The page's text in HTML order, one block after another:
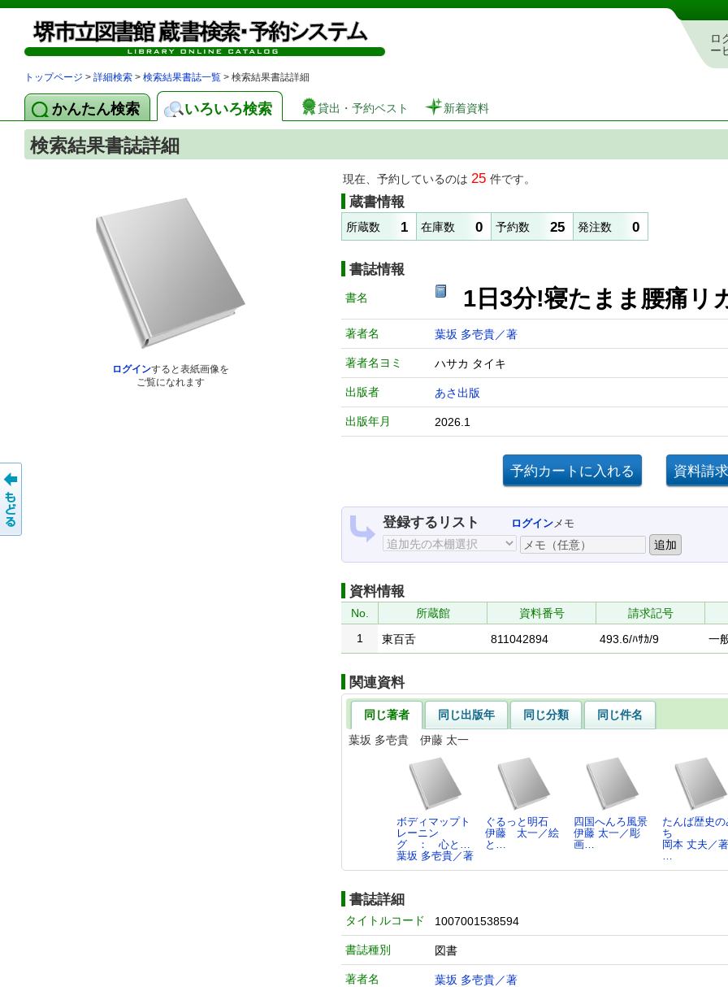
図書館 蔵書検索・予約システム
ロ
ー
トップページ > 詳細検索 > 検索結果書誌一覧 > 検索結果書誌詳細
かんたん検索 いろいろ検索 貸出・予約ベスト 新着資料
検索結果書誌詳細
ログインすると表紙画像を
ご覧になれます
現在、予約しているのは 25 件です。
蔵書情報
所蔵数 1 在庫数 0 予約数 25 発注数 0
書誌情報
書名 1日3分!寝たまま腰
著者名 葉坂 多壱貴／著
著者名ヨミ ハサカ タイキ
出版者 あさ出版
出版年月 2026.1
登録するリスト ログインメモ
資料情報
No. 所蔵館 資料番号 請求記号
1
東百舌 811042894 493.6/ﾊｻｶ/9 一
関連資料
同じ著者 同じ出版年 同じ分類
同じ件名
葉坂 多壱貴 伊藤 太一
ボディマップト
レーニン
グ ： 心と…
葉坂 多壱貴／著
ぐるっと明石
伊藤 太一／絵
と…
四国へんろ風景
伊藤 太一／彫
画…
たんば歴史の
ち
岡本 丈夫／
…
書誌詳細
タイトルコード 1007001538594
書誌種別 図書
著者名 葉坂 多壱貴／著